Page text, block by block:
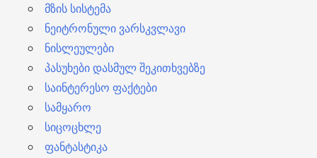
მზის სისტემა
ნეიტრონული ვარსკვლავი
ნისლეულები
პასუხები დასმულ შეკითხვებზე
საინტერესო ფაქტები
სამყარო
სიცოცხლე
ფანტასტიკა